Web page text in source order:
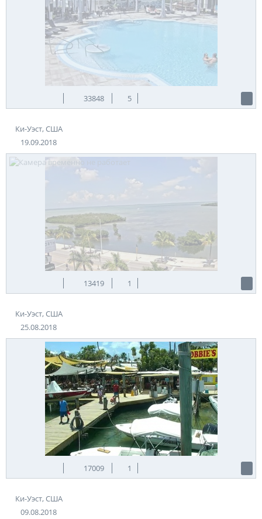
33848 5
Ки-Уэст, США
19.09.2018
13419 1
Ки-Уэст, США
25.08.2018
17009 1
Ки-Уэст, США
09.08.2018